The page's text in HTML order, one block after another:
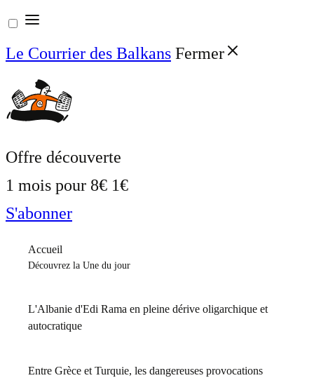
Aller
au
contenu
Le Courrier des Balkans Fermer
Offre découverte
1 mois pour 8€ 1€
S'abonner
Accueil
Découvrez la Une du jour
L'Albanie d'Edi Rama en pleine dérive oligarchique et
autocratique
Entre Grèce et Turquie, les dangereuses provocations